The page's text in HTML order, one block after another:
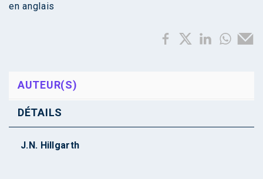
en anglais
AUTEUR(S)
DÉTAILS
J.N. Hillgarth